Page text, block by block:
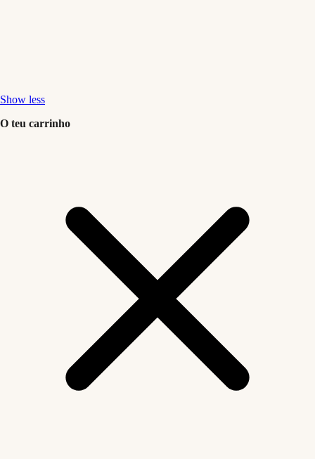
Show less
O teu carrinho